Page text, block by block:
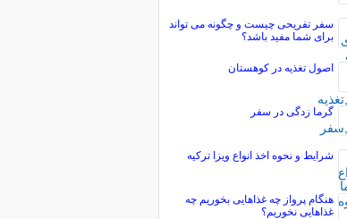
سفر تفریحی چیست و چگونه می تواند
برای شما مفید باشد؟
اصول تغذیه در کوهستان
گرما زدگی در سفر
شرایط و نحوه اخذ انواع ویزا ترکیه
هنگام پرواز چه غذاهایی بخوریم چه
غذاهایی نخوریم؟